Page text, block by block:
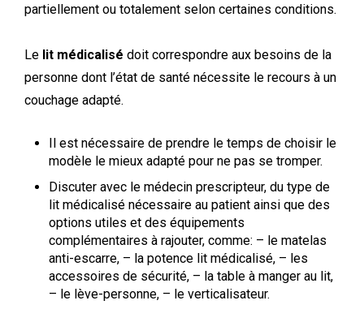
partiellement ou totalement selon certaines conditions.
Le lit médicalisé doit correspondre aux besoins de la
personne dont l’état de santé nécessite le recours à un
couchage adapté.
Il est nécessaire de prendre le temps de choisir le
modèle le mieux adapté pour ne pas se tromper.
Discuter avec le médecin prescripteur, du type de
lit médicalisé nécessaire au patient ainsi que des
options utiles et des équipements
complémentaires à rajouter, comme: – le matelas
anti-escarre, – la potence lit médicalisé, – les
accessoires de sécurité, – la table à manger au lit,
– le lève-personne, – le verticalisateur.